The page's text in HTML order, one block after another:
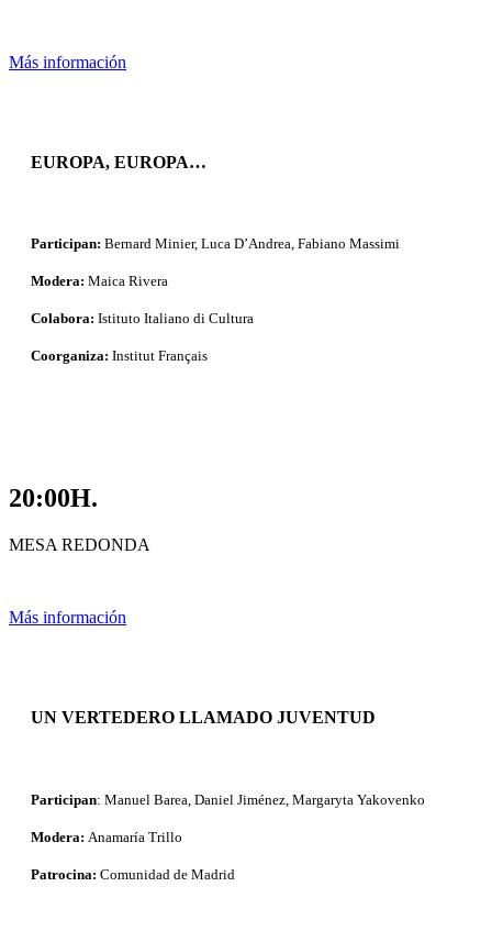
Más información
EUROPA, EUROPA…
Participan: Bernard Minier, Luca D’Andrea, Fabiano Massimi
Modera: Maica Rivera
Colabora: Istituto Italiano di Cultura
Coorganiza: Institut Français
20:00H.
MESA REDONDA
Más información
UN VERTEDERO LLAMADO JUVENTUD
Participan: Manuel Barea, Daniel Jiménez, Margaryta Yakovenko
Modera: Anamaría Trillo
Patrocina: Comunidad de Madrid